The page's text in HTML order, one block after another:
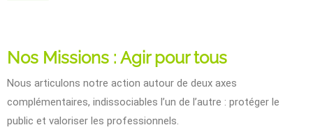
Nos Missions : Agir pour tous
Nous articulons notre action autour de deux axes
complémentaires, indissociables l’un de l’autre : protéger le
public et valoriser les professionnels.